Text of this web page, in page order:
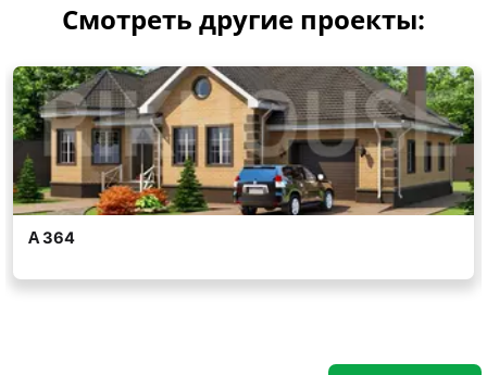
Смотреть другие проекты: